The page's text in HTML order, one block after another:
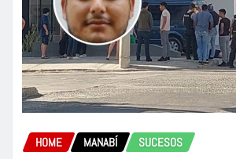
HOME MANABÍ SUCESOS